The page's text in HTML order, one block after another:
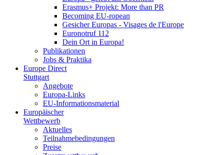
Erasmus+ Projekt: More than PR
Becoming EU-ropean
Gesicher Europas - Visages de l'Europe
Euronotruf 112
Dein Ort in Europa!
Publikationen
Jobs & Praktika
Europe Direct
Stuttgart
Angebote
Europa-Links
EU-Informationsmaterial
Europäischer
Wettbewerb
Aktuelles
Teilnahme­bedingungen
Preise